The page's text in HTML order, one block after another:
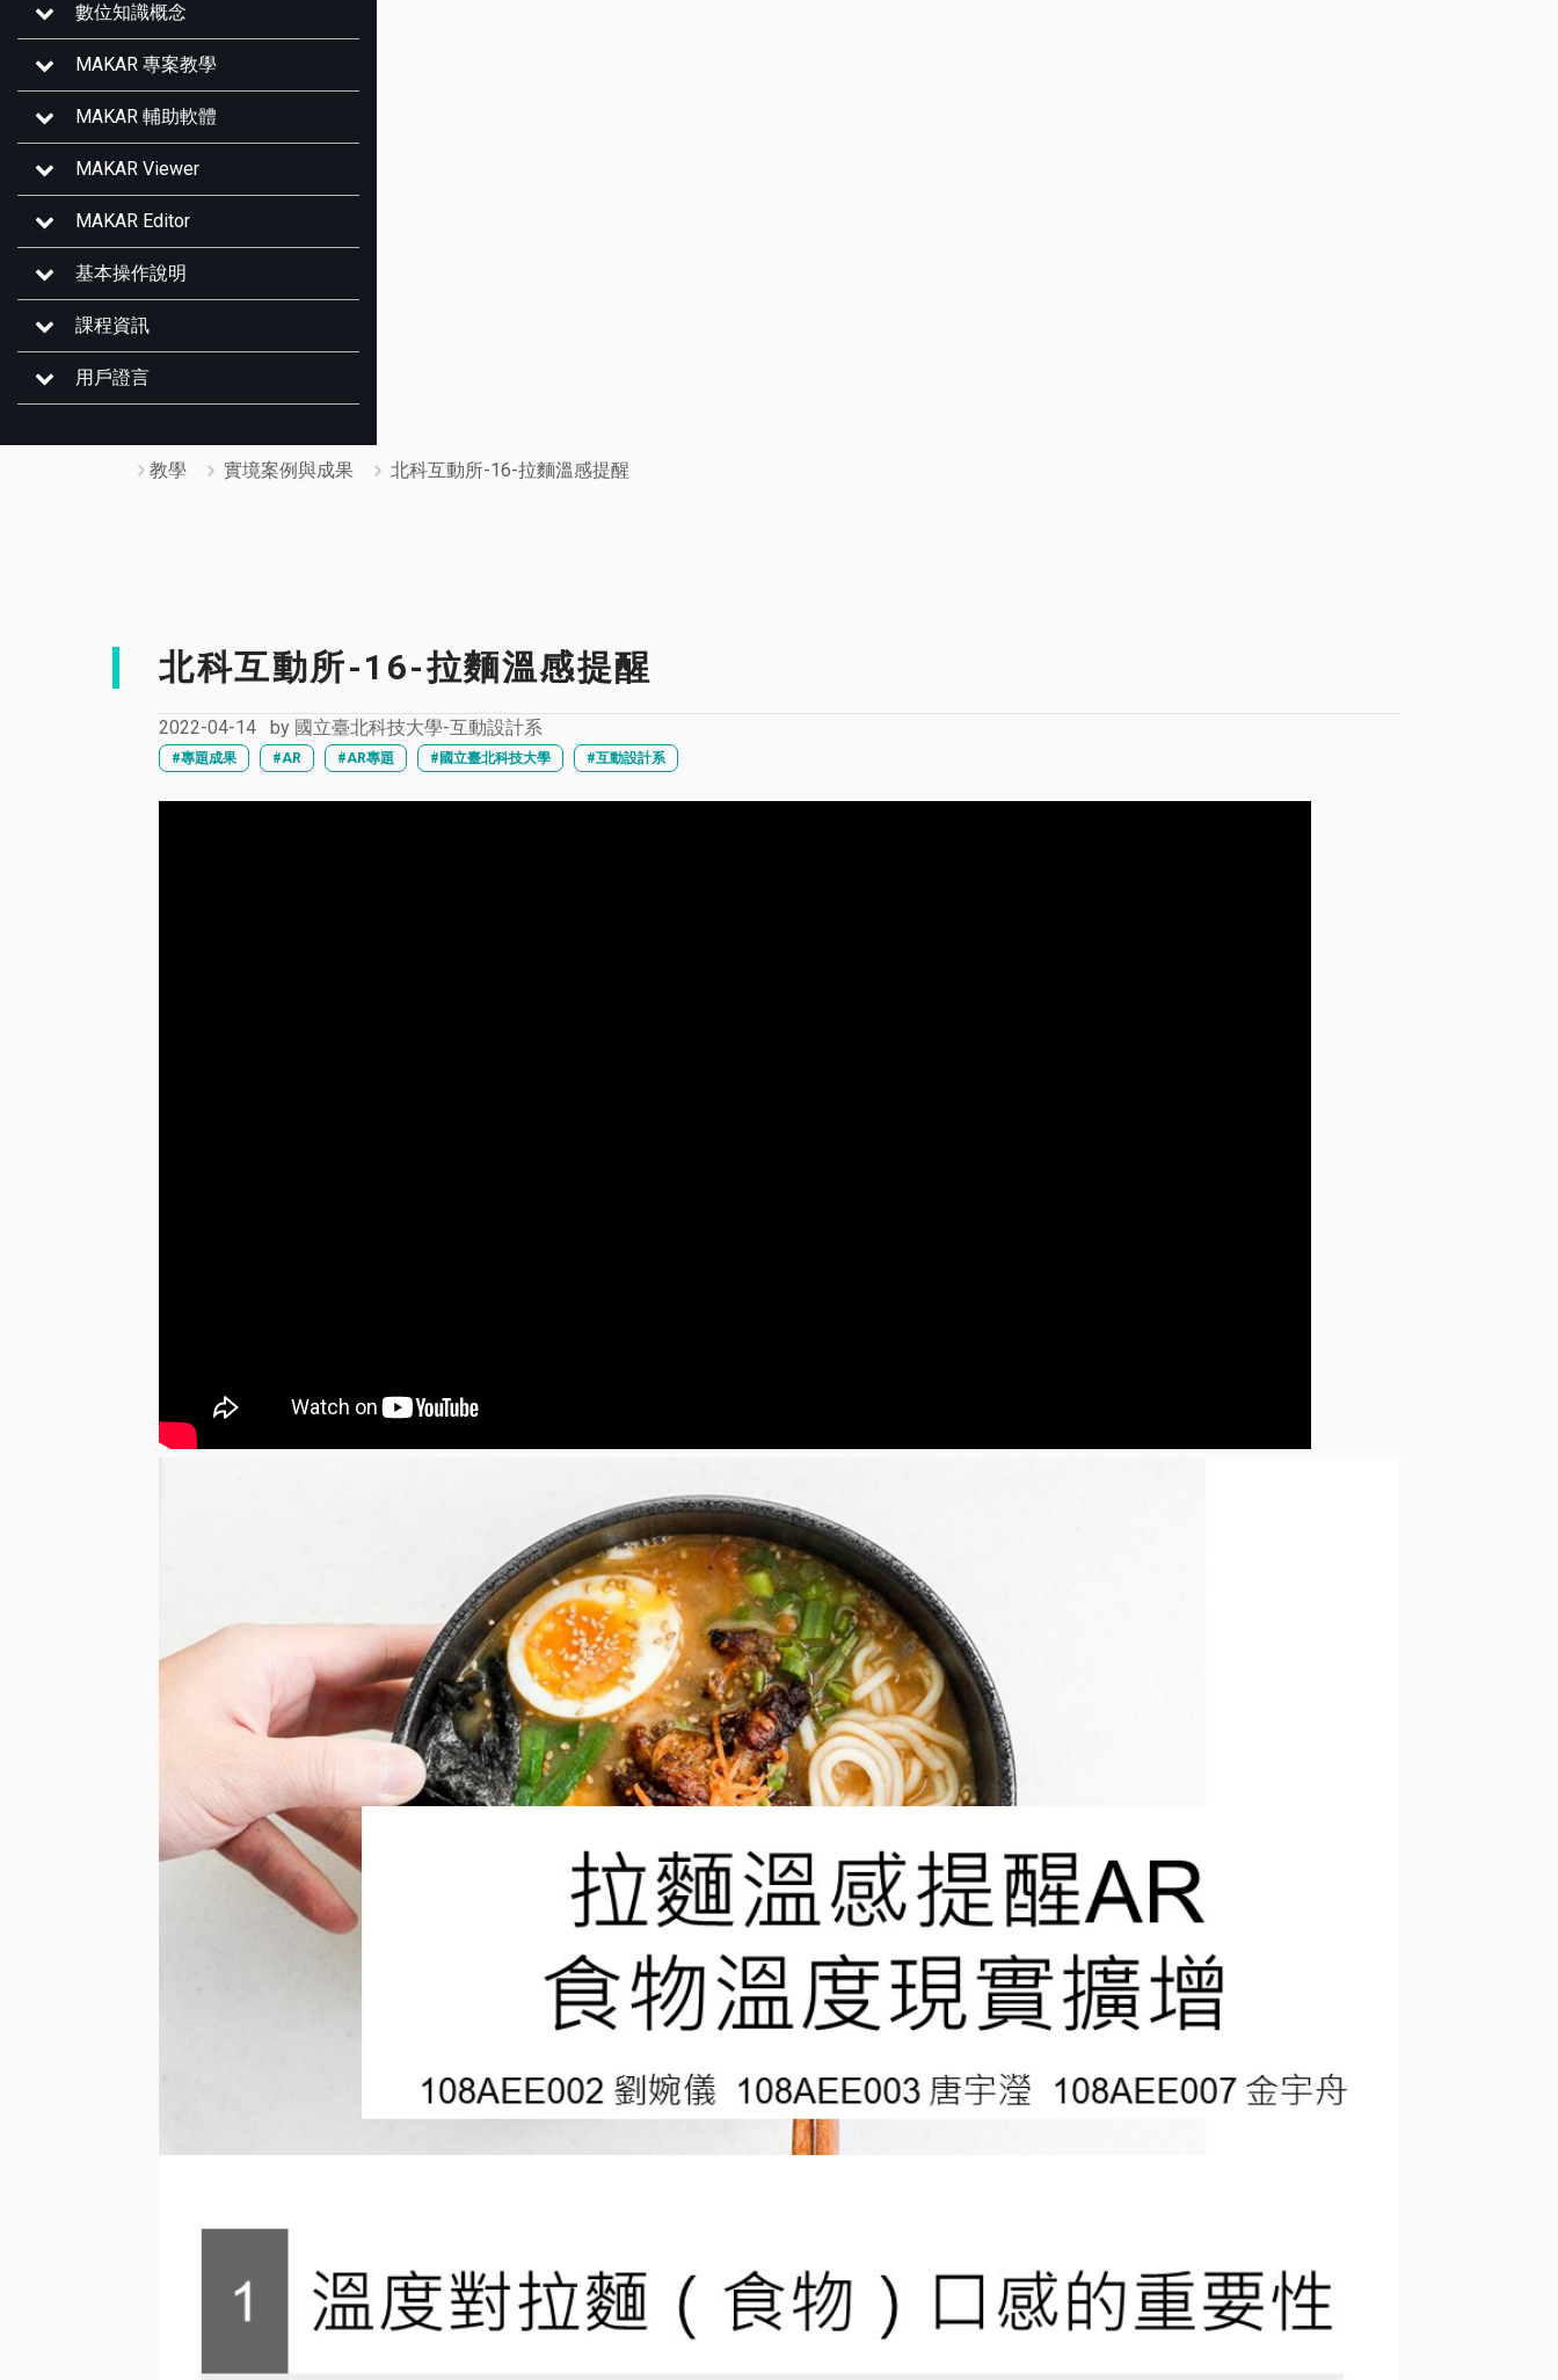
數位知識概念
MAKAR 專案教學
MAKAR 輔助軟體
MAKAR Viewer
MAKAR Editor
基本操作說明
課程資訊
用戶證言
教學 實境案例與成果 北科互動所-16-拉麵溫感提醒
北科互動所-16-拉麵溫感提醒
2022-04-14 by 國立臺北科技大學-互動設計系
#專題成果 #AR #AR專題 #國立臺北科技大學 #互動設計系